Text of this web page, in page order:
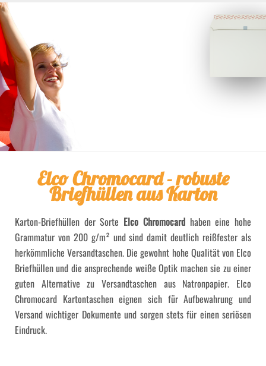
Elco Chromocard - robuste
Briefhüllen aus Karton
Karton-Briefhüllen der Sorte Elco Chromocardhaben eine hohe
Grammatur von 200 g/m² und sind damit deutlich reißfester als
herkömmliche Versandtaschen. Die gewohnt hohe Qualität von Elco
Briefhüllen und die ansprechende weiße Optik machen sie zu einer
guten Alternative zu Versandtaschen aus Natronpapier. Elco
Chromocard Kartontaschen eignen sich für Aufbewahrung und
Versand wichtiger Dokumente und sorgen stets für einen seriösen
Eindruck.